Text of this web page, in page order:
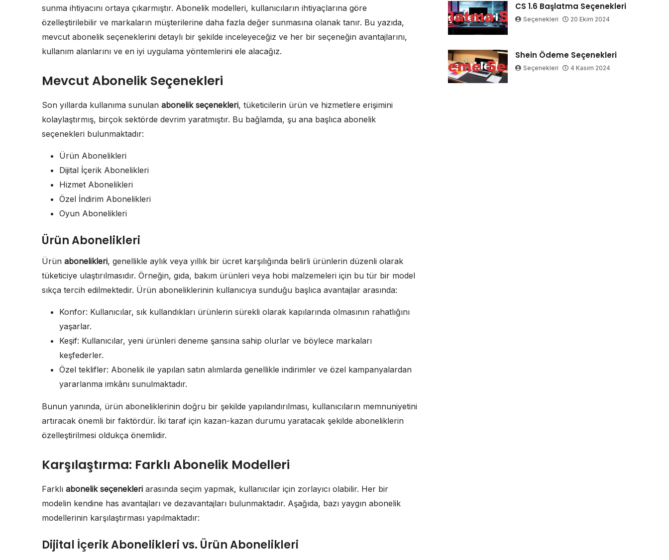
sunma ihtiyacını ortaya çıkarmıştır. Abonelik modelleri, kullanıcıların ihtiyaçlarına göre
özelleştirilebilir ve markaların müşterilerine daha fazla değer sunmasına olanak tanır. Bu yazıda,
mevcut abonelik seçeneklerini detaylı bir şekilde inceleyeceğiz ve her bir seçeneğin avantajlarını,
kullanım alanlarını ve en iyi uygulama yöntemlerini ele alacağız.
Mevcut Abonelik Seçenekleri
Son yıllarda kullanıma sunulan abonelik seçenekleri, tüketicilerin ürün ve hizmetlere erişimini
kolaylaştırmış, birçok sektörde devrim yaratmıştır. Bu bağlamda, şu ana başlıca abonelik
seçenekleri bulunmaktadır:
Ürün Abonelikleri
Dijital İçerik Abonelikleri
Hizmet Abonelikleri
Özel İndirim Abonelikleri
Oyun Abonelikleri
Ürün Abonelikleri
Ürün abonelikleri, genellikle aylık veya yıllık bir ücret karşılığında belirli ürünlerin düzenli olarak
tüketiciye ulaştırılmasıdır. Örneğin, gıda, bakım ürünleri veya hobi malzemeleri için bu tür bir model
sıkça tercih edilmektedir. Ürün aboneliklerinin kullanıcıya sunduğu başlıca avantajlar arasında:
Konfor: Kullanıcılar, sık kullandıkları ürünlerin sürekli olarak kapılarında olmasının rahatlığını
yaşarlar.
Keşif: Kullanıcılar, yeni ürünleri deneme şansına sahip olurlar ve böylece markaları
keşfederler.
Özel teklifler: Abonelik ile yapılan satın alımlarda genellikle indirimler ve özel kampanyalardan
yararlanma imkânı sunulmaktadır.
Bunun yanında, ürün aboneliklerinin doğru bir şekilde yapılandırılması, kullanıcıların memnuniyetini
artıracak önemli bir faktördür. İki taraf için kazan-kazan durumu yaratacak şekilde aboneliklerin
özelleştirilmesi oldukça önemlidir.
Karşılaştırma: Farklı Abonelik Modelleri
Farklı abonelik seçenekleri arasında seçim yapmak, kullanıcılar için zorlayıcı olabilir. Her bir
modelin kendine has avantajları ve dezavantajları bulunmaktadır. Aşağıda, bazı yaygın abonelik
modellerinin karşılaştırması yapılmaktadır:
Dijital İçerik Abonelikleri vs. Ürün Abonelikleri
CS 1.6 Başlatma Seçenekleri
Seçenekleri 20 Ekim 2024
Shein Ödeme Seçenekleri
Seçenekleri 4 Kasım 2024